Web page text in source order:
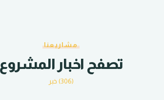
مشاريعنا
تصفح اخبار المشروع
(306) خبر